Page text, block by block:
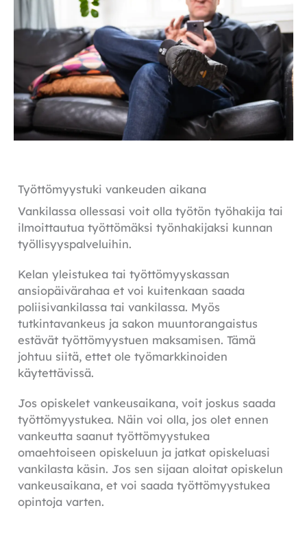
Työttömyystuki vankeuden aikana
Vankilassa ollessasi voit olla työtön työhakija tai
ilmoittautua työttömäksi työnhakijaksi kunnan
työllisyyspalveluihin.
Kelan yleistukea tai työttömyyskassan
ansiopäivärahaa et voi kuitenkaan saada
poliisivankilassa tai vankilassa. Myös
tutkintavankeus ja sakon muuntorangaistus
estävät työttömyystuen maksamisen. Tämä
johtuu siitä, ettet ole työmarkkinoiden
käytettävissä.
Jos opiskelet vankeusaikana, voit joskus saada
työttömyystukea. Näin voi olla, jos olet ennen
vankeutta saanut työttömyystukea
omaehtoiseen opiskeluun ja jatkat opiskeluasi
vankilasta käsin. Jos sen sijaan aloitat opiskelun
vankeusaikana, et voi saada työttömyystukea
opintoja varten.